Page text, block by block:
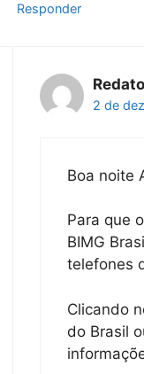
Responder
2 de
Boa noite
Para que
BIMG
telefones
Clicando
do Brasil